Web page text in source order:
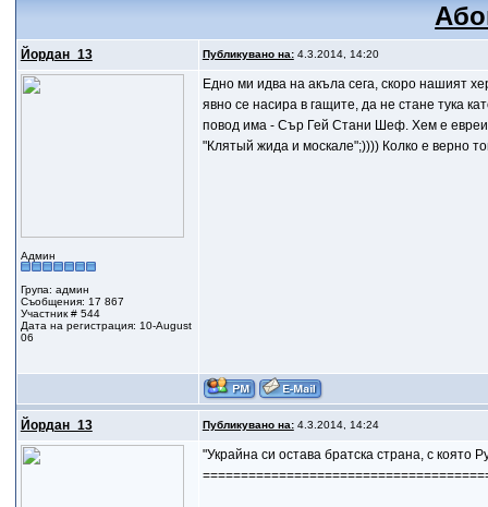
Йордан_13 Публикувано на:4.3.2014, 14:20
Админ
Група: админ
Съобщения: 17 867
Участник # 544
Дата на регистрация: 10-August
06
Едно ми идва на акъла сега, скоро нашият
явно се насира в гащите, да не стане тука
повод има - Сър Гей Стани Шеф. Хем е
"Клятый жида и москале";)))) Колко е верно
Йордан_13 Публикувано на:4.3.2014, 14:24
"Украйна си остава братска страна, с която